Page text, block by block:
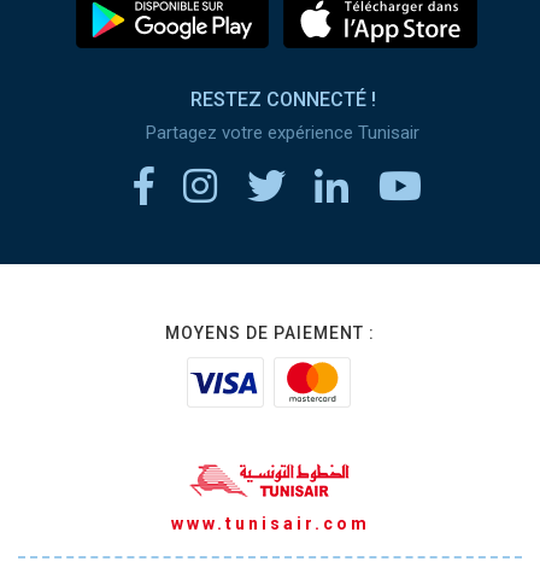
RESTEZ CONNECTÉ !
Partagez votre expérience Tunisair
MOYENS DE PAIEMENT :
www.tunisair.com